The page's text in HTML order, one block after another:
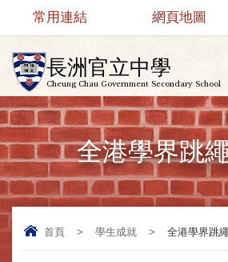
長洲官立中學
Cheung Chau Government Secondary School
常用連結 網頁地圖
全港學界跳
首頁 > 學生成就 > 全港學界跳